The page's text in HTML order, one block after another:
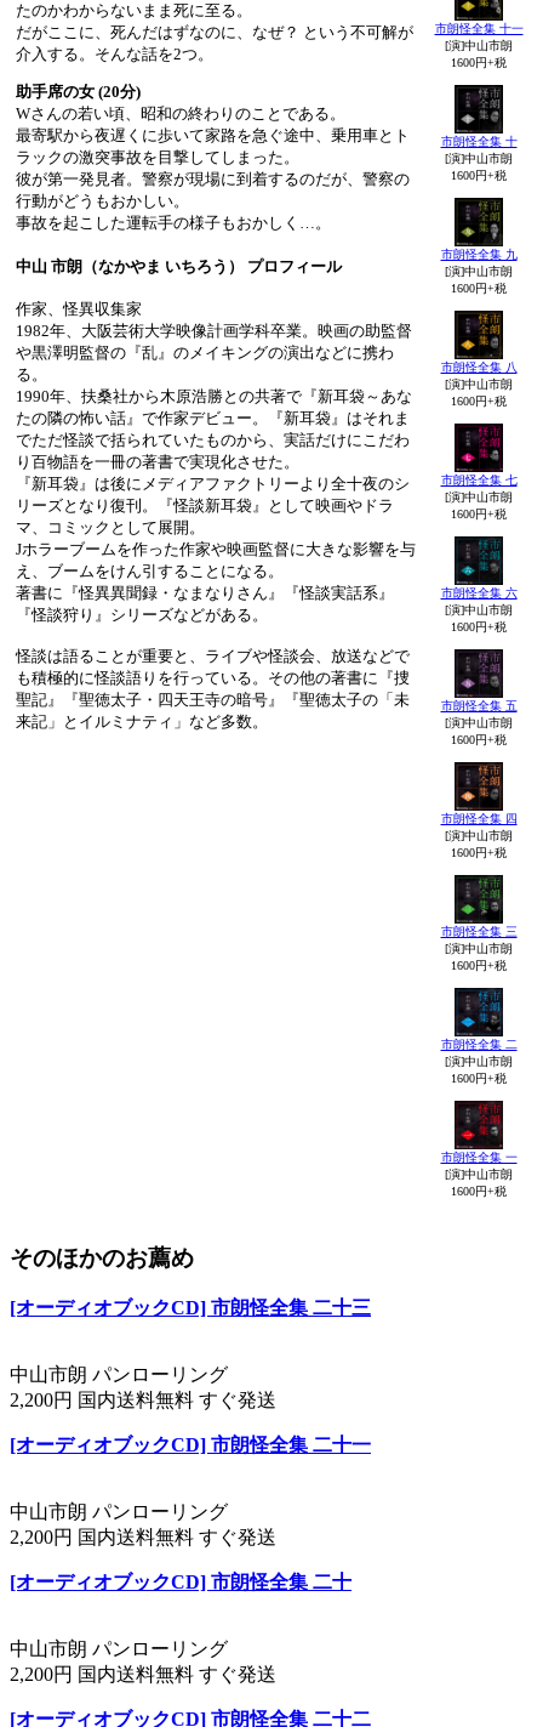
たのかわからないまま死に至る。
だがここに、死んだはずなのに、なぜ？ という不可解が
介入する。そんな話を2つ。
助手席の女 (20分)
Wさんの若い頃、昭和の終わりのことである。
最寄駅から夜遅くに歩いて家路を急ぐ途中、乗用車とト
ラックの激突事故を目撃してしまった。
彼が第一発見者。警察が現場に到着するのだが、警察の
行動がどうもおかしい。
事故を起こした運転手の様子もおかしく…。
中山 市朗（なかやま いちろう） プロフィール
作家、怪異収集家
1982年、大阪芸術大学映像計画学科卒業。映画の助監督
や黒澤明監督の『乱』のメイキングの演出などに携わ
る。
1990年、扶桑社から木原浩勝との共著で『新耳袋～あな
たの隣の怖い話』で作家デビュー。『新耳袋』はそれま
でただ怪談で括られていたものから、実話だけにこだわ
り百物語を一冊の著書で実現化させた。
『新耳袋』は後にメディアファクトリーより全十夜のシ
リーズとなり復刊。『怪談新耳袋』として映画やドラ
マ、コミックとして展開。
Jホラーブームを作った作家や映画監督に大きな影響を与
え、ブームをけん引することになる。
著書に『怪異異聞録・なまなりさん』『怪談実話系』
『怪談狩り』シリーズなどがある。
怪談は語ることが重要と、ライブや怪談会、放送などで
も積極的に怪談語りを行っている。その他の著書に『捜
聖記』『聖徳太子・四天王寺の暗号』『聖徳太子の「未
来記」とイルミナティ」など多数。
市朗怪全集 十一
[演]中山市朗
1600円+税
市朗怪全集 十
[演]中山市朗
1600円+税
市朗怪全集 九
[演]中山市朗
1600円+税
市朗怪全集 八
[演]中山市朗
1600円+税
市朗怪全集 七
[演]中山市朗
1600円+税
市朗怪全集 六
[演]中山市朗
1600円+税
市朗怪全集 五
[演]中山市朗
1600円+税
市朗怪全集 四
[演]中山市朗
1600円+税
市朗怪全集 三
[演]中山市朗
1600円+税
市朗怪全集 二
[演]中山市朗
1600円+税
市朗怪全集 一
[演]中山市朗
1600円+税
そのほかのお薦め
[オーディオブックCD] 市朗怪全集 二十三
中山市朗 パンローリング
2,200円 国内送料無料 すぐ発送
[オーディオブックCD] 市朗怪全集 二十一
中山市朗 パンローリング
2,200円 国内送料無料 すぐ発送
[オーディオブックCD] 市朗怪全集 二十
中山市朗 パンローリング
2,200円 国内送料無料 すぐ発送
[オーディオブックCD] 市朗怪全集 二十二